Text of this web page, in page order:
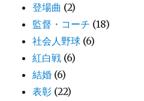
登場曲 (2)
監督・コーチ (18)
社会人野球 (6)
紅白戦 (6)
結婚 (6)
表彰 (22)